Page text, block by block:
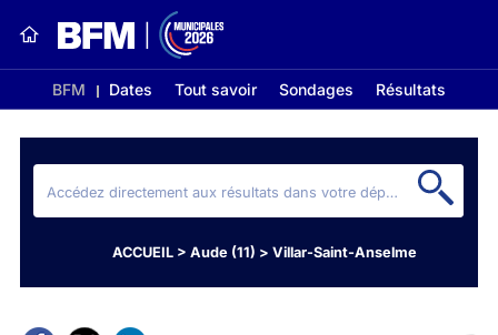
BFM Dates Tout savoir Sondages Résultats
ACCUEIL > Aude (11) > Villar-Saint-Anselme